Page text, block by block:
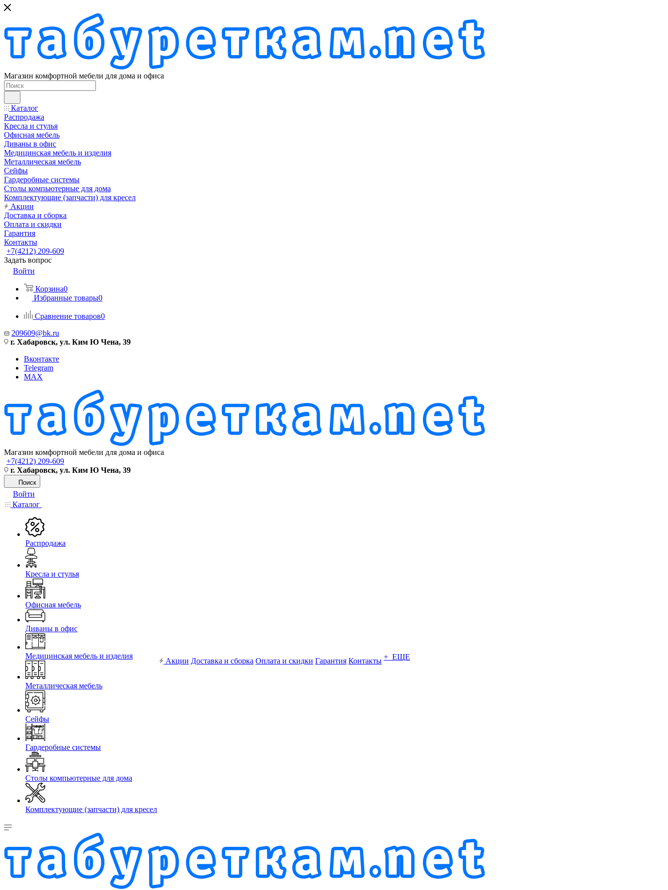
Магазин комфортной мебели для дома и офиса
Каталог
Распродажа
Кресла и стулья
Офисная мебель
Диваны в офис
Медицинская мебель и изделия
Металлическая мебель
Сейфы
Гардеробные системы
Столы компьютерные для дома
Комплектующие (запчасти) для кресел
Акции
Доставка и сборка
Оплата и скидки
Гарантия
Контакты
+7(4212) 209-609
Задать вопрос
Войти
Корзина0
Избранные товары0
Сравнение товаров0
209609@bk.ru
г. Хабаровск, ул. Ким Ю Чена, 39
Вконтакте
Telegram
MAX
Магазин комфортной мебели для дома и офиса
+7(4212) 209-609
г. Хабаровск, ул. Ким Ю Чена, 39
Поиск
Войти
Каталог
Распродажа
Кресла и стулья
Офисная мебель
Диваны в офис
Медицинская мебель и изделия
Металлическая мебель
Сейфы
Гардеробные системы
Столы компьютерные для дома
Комплектующие (запчасти) для кресел
Акции Доставка и сборка Оплата и скидки Гарантия Контакты + ЕЩЕ